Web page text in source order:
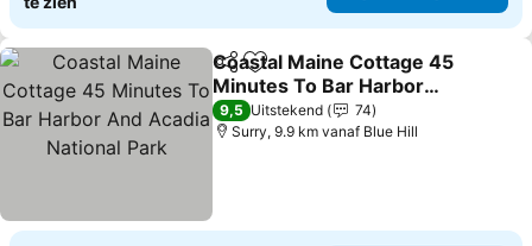
DelenToevoegen aan favorieten
Coastal Maine Cottage 45
Minutes To Bar Harbor
And Acadia National Park
Prijzen bekijken
9,5 Uitstekend
74
Surry, 9.9 km vanaf Blue Hill